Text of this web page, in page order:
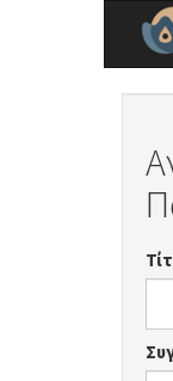
Παράκαμψη προς το